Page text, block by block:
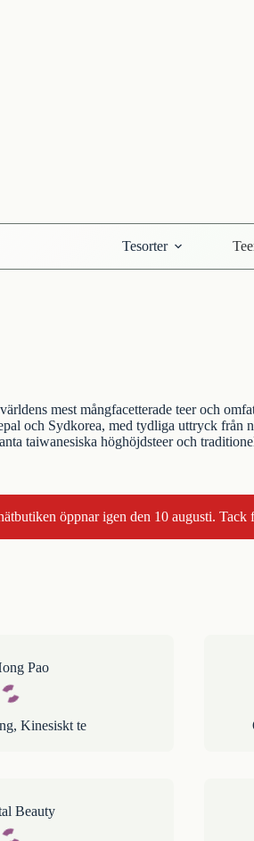
Tesorter
mest mångfacetterade teer och
och Sydkorea, med tydliga uttryck från
taiwanesiska höghöjdsteer och
öppnar igen den 10 augusti.
Pao
, Kinesiskt te
Beauty